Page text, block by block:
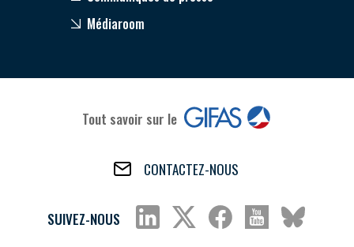
Médiaroom
Tout savoir sur le
CONTACTEZ-NOUS
SUIVEZ-NOUS